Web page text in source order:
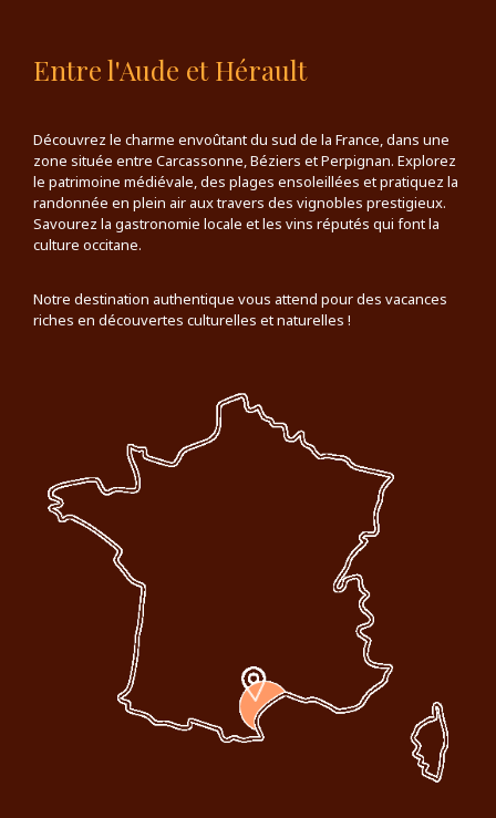
Entre l'Aude et Hérault
Découvrez le charme envoûtant du sud de la France, dans une
zone située entre Carcassonne, Béziers et Perpignan. Explorez
le patrimoine médiévale, des plages ensoleillées et pratiquez la
randonnée en plein air aux travers des vignobles prestigieux.
Savourez la gastronomie locale et les vins réputés qui font la
culture occitane.
Notre destination authentique vous attend pour des vacances
riches en découvertes culturelles et naturelles !